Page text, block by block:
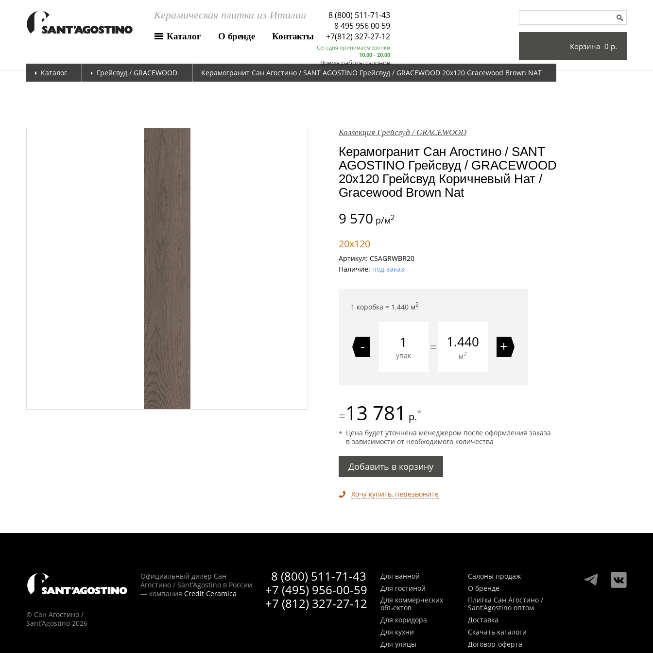
Керамическая плитка из Италии
Каталог О бренде Контакты
8 (800) 511-71-43
8 495 956 00 59
Сегодня принимаем звонки
10.00 - 20.00
Время работы салонов
+7(812) 327-27-12
Корзина 0 р.
Каталог Грейсвуд / GRACEWOOD Керамогранит Сан Агостино / SANT AGOSTINO Грейсвуд / GRACEWOOD 20x120 Gracewood Brown NAT
Коллекция Грейсвуд / GRACEWOOD
Керамогранит Сан Агостино / SANT
AGOSTINO Грейсвуд / GRACEWOOD
20x120 Грейсвуд Коричневый Нат /
Gracewood Brown Nat
9 570 р/м2
20x120
Артикул: CSAGRWBR20
Наличие: под заказ
1 коробка = 1.440м2
-
упак
= 1.440
м2 +
=13 781 р.*
Цена будет уточнена менеджером после оформления заказа
в зависимости от необходимого количества
Добавить в корзину
Хочу купить, перезвоните
© Сан Агостино /
Sant’Agostino 2026
8 (800) 511-71-43
+7 (495) 956-00-59
+7 (812) 327-27-12
Официальный дилер Сан
Агостино / Sant’Agostino в России
— компания Credit Ceramica
Для ванной
Для гостиной
Для коммерческих
объектов
Для коридора
Для кухни
Для улицы
Салоны продаж
О бренде
Плитка Сан Агостино /
Sant’Agostino оптом
Доставка
Скачать каталоги
Договор-оферта